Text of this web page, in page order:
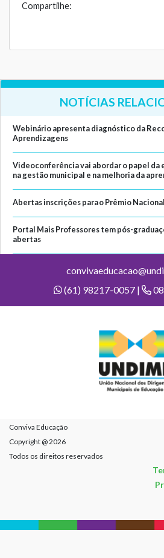
Compartilhe:
NOTÍCIAS
Webinário apresenta diagnóstico da
Aprendizagens
Videoconferência vai abordar o papel da
na gestão municipal e na melhoria da
Abertas inscrições para o Prêmio
Portal Mais Professores tem pós-
abertas
(61) 98217-0057 |
Conviva Educação
Copyright @ 2026
Todos os direitos reservados